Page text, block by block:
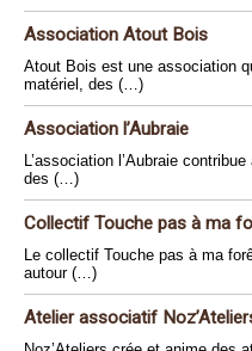
Association Atout Bois
Atout Bois est une association
matériel, des (…)
Association l’Aubraie
L’association l’Aubraie
des (…)
Collectif Touche pas à ma
Le collectif Touche pas à ma
autour (…)
Atelier associatif